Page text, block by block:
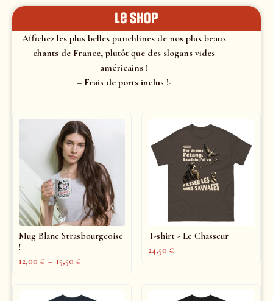
le shop
Affichez les plus belles punchlines de nos plus beaux
chants de France, plutôt que des slogans vides
américains !
– Frais de ports inclus !-
Mug Blanc Strasbourgeoise
!
12,00 € – 15,50 €
T-shirt - Le Chasseur
24,50 €